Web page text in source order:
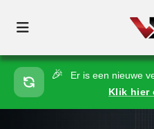
🎉
Er is een nieuwe
Klik hier